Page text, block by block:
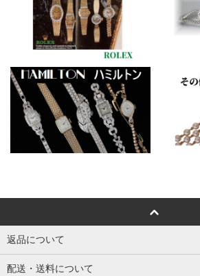
返品について
配送・送料について